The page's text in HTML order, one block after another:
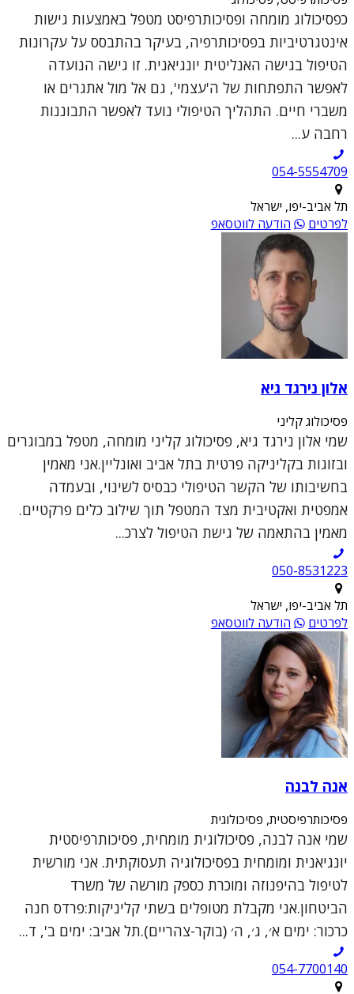
כפסיכולוג מומחה ופסיכותרפיסט מטפל באמצעות גישות
אינטגרטיביות בפסיכותרפיה, בעיקר בהתבסס על עקרונות
הטיפול בגישה האנליטית יונגיאנית. זו גישה הנועדה
לאפשר התפתחות של ה'עצמי', גם אל מול אתגרים או
משברי חיים. התהליך הטיפולי נועד לאפשר התבוננות
רחבה ע...
054-5554709
תל אביב-יפו, ישראל
לפרטים
הודעה לווטסאפ
אלון נירגד גיא
פסיכולוג קליני
שמי אלון נירגד גיא, פסיכולוג קליני מומחה, מטפל במבוגרים
ובזוגות בקליניקה פרטית בתל אביב ואונליין.אני מאמין
בחשיבותו של הקשר הטיפולי כבסיס לשינוי, ובעמדה
אמפטית ואקטיבית מצד המטפל תוך שילוב כלים פרקטיים.
מאמין בהתאמה של גישת הטיפול לצרכ...
050-8531223
תל אביב-יפו, ישראל
לפרטים
הודעה לווטסאפ
אנה לבנה
פסיכותרפיסטית, פסיכולוגית
שמי אנה לבנה, פסיכולוגית מומחית, פסיכותרפיסטית
יונגיאנית ומומחית בפסיכולוגיה תעסוקתית. אני מורשית
לטיפול בהיפנוזה ומוכרת כספק מורשה של משרד
הביטחון.אני מקבלת מטופלים בשתי קליניקות:פרדס חנה
כרכור: ימים א׳, ג׳, ה׳ (בוקר-צהריים).תל אביב: ימים ב', ד...
054-7700140